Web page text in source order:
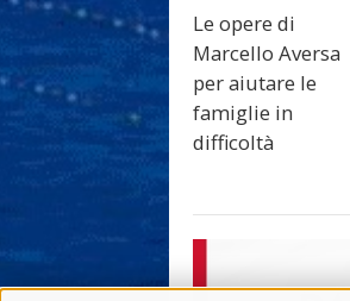
Le opere di
Marcello Aversa
per aiutare le
famiglie in
difficoltà